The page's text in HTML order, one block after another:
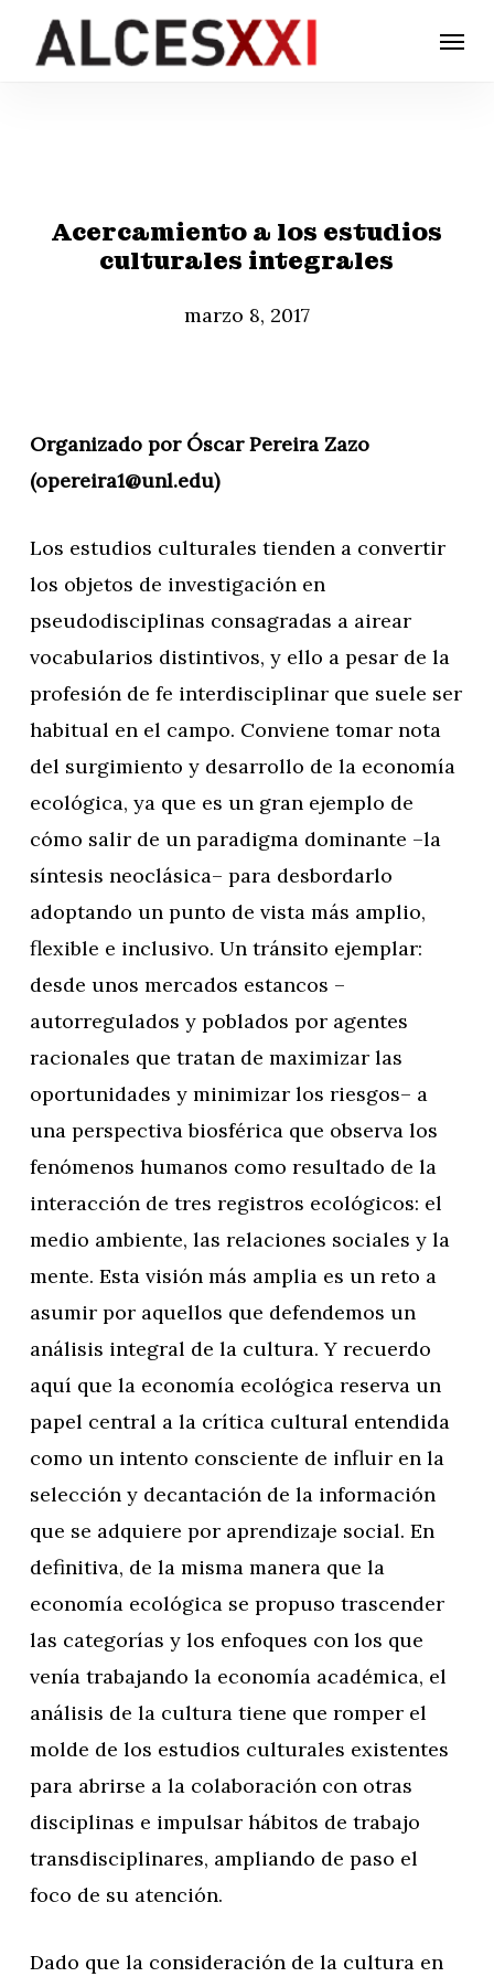
Menu
Acercamiento a los estudios
culturales integrales
marzo 8, 2017
Organizado por Óscar Pereira Zazo
(opereira1@unl.edu)
Los estudios culturales tienden a convertir
los objetos de investigación en
pseudodisciplinas consagradas a airear
vocabularios distintivos, y ello a pesar de la
profesión de fe interdisciplinar que suele ser
habitual en el campo. Conviene tomar nota
del surgimiento y desarrollo de la economía
ecológica, ya que es un gran ejemplo de
cómo salir de un paradigma dominante –la
síntesis neoclásica– para desbordarlo
adoptando un punto de vista más amplio,
flexible e inclusivo. Un tránsito ejemplar:
desde unos mercados estancos –
autorregulados y poblados por agentes
racionales que tratan de maximizar las
oportunidades y minimizar los riesgos– a
una perspectiva biosférica que observa los
fenómenos humanos como resultado de la
interacción de tres registros ecológicos: el
medio ambiente, las relaciones sociales y la
mente. Esta visión más amplia es un reto a
asumir por aquellos que defendemos un
análisis integral de la cultura. Y recuerdo
aquí que la economía ecológica reserva un
papel central a la crítica cultural entendida
como un intento consciente de influir en la
selección y decantación de la información
que se adquiere por aprendizaje social. En
definitiva, de la misma manera que la
economía ecológica se propuso trascender
las categorías y los enfoques con los que
venía trabajando la economía académica, el
análisis de la cultura tiene que romper el
molde de los estudios culturales existentes
para abrirse a la colaboración con otras
disciplinas e impulsar hábitos de trabajo
transdisciplinares, ampliando de paso el
foco de su atención.
Dado que la consideración de la cultura en